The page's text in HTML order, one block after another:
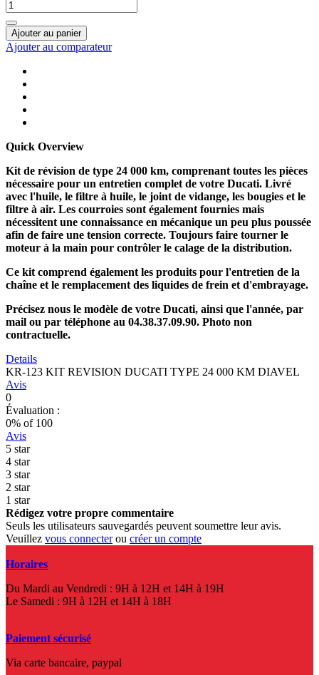
Ajouter au panier
Ajouter au comparateur
Quick Overview
Kit de révision de type 24 000 km, comprenant toutes les pièces
nécessaire pour un entretien complet de votre Ducati. Livré
avec l'huile, le filtre à huile, le joint de vidange, les bougies et le
filtre à air. Les courroies sont également fournies mais
nécessitent une connaissance en mécanique un peu plus poussée
afin de faire une tension correcte. Toujours faire tourner le
moteur à la main pour contrôler le calage de la distribution.
Ce kit comprend également les produits pour l'entretien de la
chaîne et le remplacement des liquides de frein et d'embrayage.
Précisez nous le modèle de votre Ducati, ainsi que l'année, par
mail ou par téléphone au 04.38.37.09.90. Photo non
contractuelle.
Details
KR-123 KIT REVISION DUCATI TYPE 24 000 KM DIAVEL
Avis
0
Évaluation :
0% of 100
Avis
5 star
4 star
3 star
2 star
1 star
Rédigez votre propre commentaire
Seuls les utilisateurs sauvegardés peuvent soumettre leur avis.
Veuillez vous connecterou créer un compte
Horaires
Du Mardi au Vendredi : 9H à 12H et 14H à 19H
Le Samedi : 9H à 12H et 14H à 18H
Paiement sécurisé
Via carte bancaire, paypal